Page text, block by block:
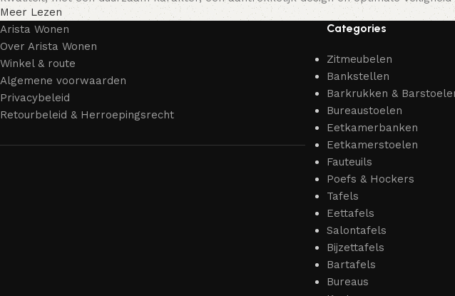
Meer Lezen
Arista Wonen
Over Arista Wonen
Winkel & route
Algemene voorwaarden
Privacybeleid
Retourbeleid & Herroepingsrecht
Categories
Zitmeubelen
Bankstellen
Barkrukken &
Bureaustoelen
Eetkamerbanken
Eetkamerstoelen
Fauteuils
Poefs & Hockers
Tafels
Eettafels
Salontafels
Bijzettafels
Bartafels
Bureaus